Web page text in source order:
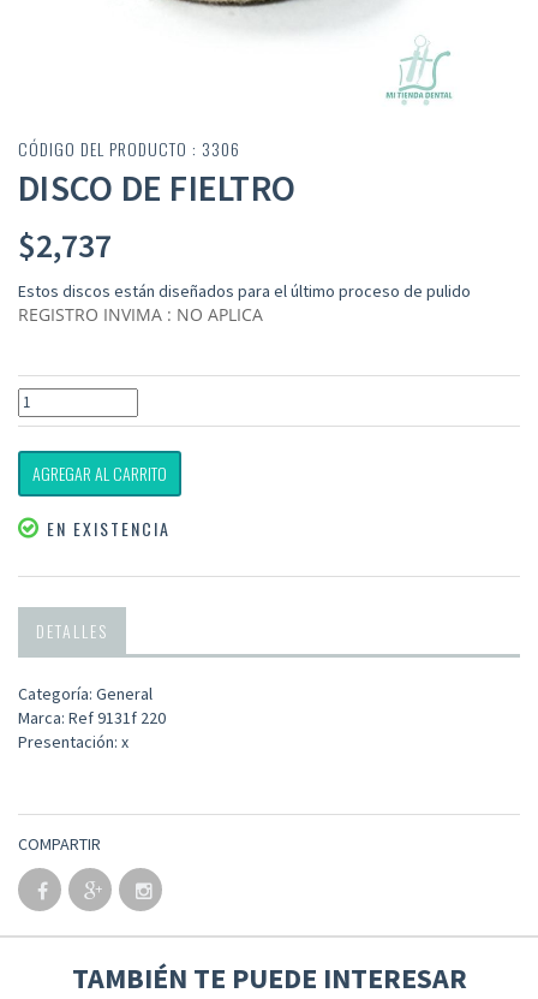
CÓDIGO DEL PRODUCTO : 3306
DISCO DE FIELTRO
$2,737
Estos discos están diseñados para el último proceso de pulido
REGISTRO INVIMA : NO APLICA
AGREGAR AL CARRITO
EN EXISTENCIA
DETALLES
Categoría: General
Marca: Ref 9131f 220
Presentación: x
COMPARTIR
TAMBIÉN TE PUEDE INTERESAR